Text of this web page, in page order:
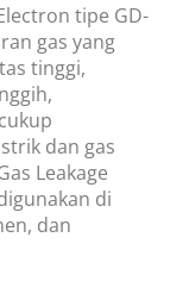
tipe GD-
gas yang
tinggi,
dan gas
Leakage
di
dan